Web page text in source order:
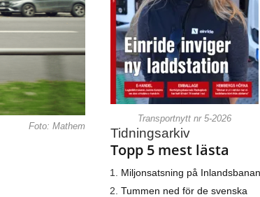
Foto: Mathem
Transportnytt nr 5-2026
Tidningsarkiv
Topp 5 mest lästa
Miljonsatsning på Inlandsbanan
Tummen ned för de svenska